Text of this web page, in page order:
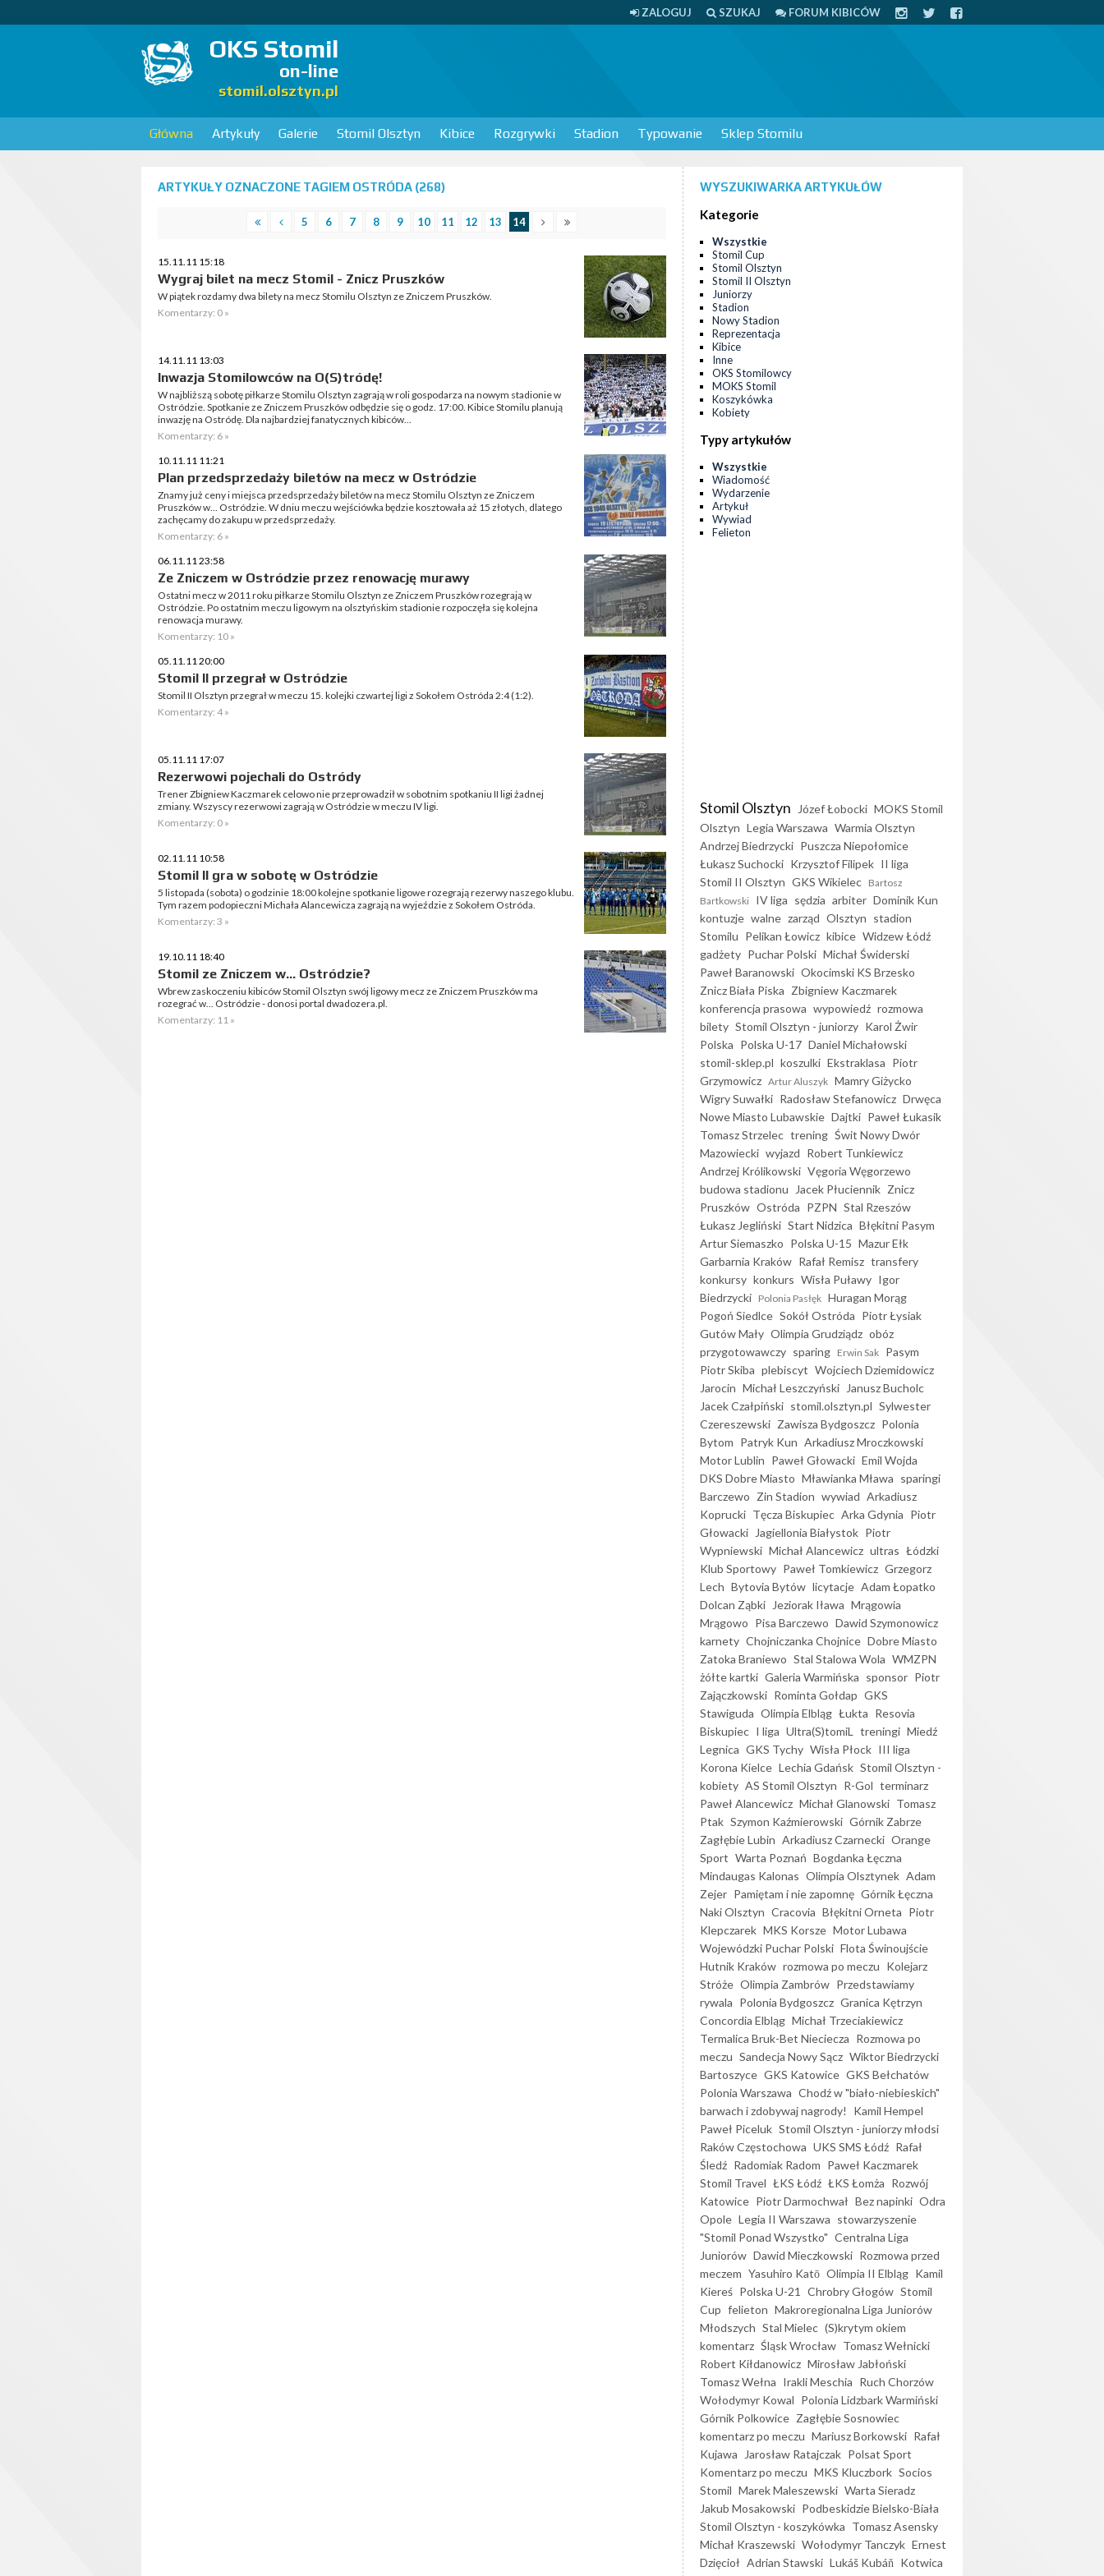
ZALOGUJ SZUKAJ FORUM KIBICÓW
OKS Stomil
on-line
stomil.olsztyn.pl
Główna Artykuły Galerie Stomil Olsztyn Kibice Rozgrywki Stadion Typowanie Sklep Stomilu
ARTYKUŁY OZNACZONE TAGIEM OSTRÓDA (268)
5 6 7 8 9 10 11 12 13 14
15.11.11 15:18
Wygraj bilet na mecz Stomil - Znicz Pruszków
W piątek rozdamy dwa bilety na mecz Stomilu Olsztyn ze Zniczem Pruszków.
Komentarzy: 0 »
14.11.11 13:03
Inwazja Stomilowców na O(S)tródę!
W najbliższą sobotę piłkarze Stomilu Olsztyn zagrają w roli gospodarza na nowym stadionie w
Ostródzie. Spotkanie ze Zniczem Pruszków odbędzie się o godz. 17:00. Kibice Stomilu planują
inwazję na Ostródę. Dla najbardziej fanatycznych kibiców...
Komentarzy: 6 »
10.11.11 11:21
Plan przedsprzedaży biletów na mecz w Ostródzie
Znamy już ceny i miejsca przedsprzedaży biletów na mecz Stomilu Olsztyn ze Zniczem
Pruszków w... Ostródzie. W dniu meczu wejściówka będzie kosztowała aż 15 złotych, dlatego
zachęcamy do zakupu w przedsprzedaży.
Komentarzy: 6 »
06.11.11 23:58
Ze Zniczem w Ostródzie przez renowację murawy
Ostatni mecz w 2011 roku piłkarze Stomilu Olsztyn ze Zniczem Pruszków rozegrają w
Ostródzie. Po ostatnim meczu ligowym na olsztyńskim stadionie rozpoczęła się kolejna
renowacja murawy.
Komentarzy: 10 »
05.11.11 20:00
Stomil II przegrał w Ostródzie
Stomil II Olsztyn przegrał w meczu 15. kolejki czwartej ligi z Sokołem Ostróda 2:4 (1:2).
Komentarzy: 4 »
05.11.11 17:07
Rezerwowi pojechali do Ostródy
Trener Zbigniew Kaczmarek celowo nie przeprowadził w sobotnim spotkaniu II ligi żadnej
zmiany. Wszyscy rezerwowi zagrają w Ostródzie w meczu IV ligi.
Komentarzy: 0 »
02.11.11 10:58
Stomil II gra w sobotę w Ostródzie
5 listopada (sobota) o godzinie 18:00 kolejne spotkanie ligowe rozegrają rezerwy naszego klubu.
Tym razem podopieczni Michała Alancewicza zagrają na wyjeździe z Sokołem Ostróda.
Komentarzy: 3 »
19.10.11 18:40
Stomil ze Zniczem w... Ostródzie?
Wbrew zaskoczeniu kibiców Stomil Olsztyn swój ligowy mecz ze Zniczem Pruszków ma
rozegrać w... Ostródzie - donosi portal dwadozera.pl.
Komentarzy: 11 »
WYSZUKIWARKA ARTYKUŁÓW
Kategorie
Wszystkie
Stomil Cup
Stomil Olsztyn
Stomil II Olsztyn
Juniorzy
Stadion
Nowy Stadion
Reprezentacja
Kibice
Inne
OKS Stomilowcy
MOKS Stomil
Koszykówka
Kobiety
Typy artykułów
Wszystkie
Wiadomość
Wydarzenie
Artykuł
Wywiad
Felieton
Stomil Olsztyn Józef Łobocki MOKS Stomil
Olsztyn Legia Warszawa Warmia Olsztyn
Andrzej Biedrzycki Puszcza Niepołomice
Łukasz Suchocki Krzysztof Filipek II liga
Stomil II Olsztyn GKS Wikielec Bartosz
Bartkowski IV liga sędzia arbiter Dominik Kun
kontuzje walne zarząd Olsztyn stadion
Stomilu Pelikan Łowicz kibice Widzew Łódź
gadżety Puchar Polski Michał Świderski
Paweł Baranowski Okocimski KS Brzesko
Znicz Biała Piska Zbigniew Kaczmarek
konferencja prasowa wypowiedź rozmowa
bilety Stomil Olsztyn - juniorzy Karol Żwir
Polska Polska U-17 Daniel Michałowski
stomil-sklep.pl koszulki Ekstraklasa Piotr
Grzymowicz Artur Aluszyk Mamry Giżycko
Wigry Suwałki Radosław Stefanowicz Drwęca
Nowe Miasto Lubawskie Dajtki Paweł Łukasik
Tomasz Strzelec trening Świt Nowy Dwór
Mazowiecki wyjazd Robert Tunkiewicz
Andrzej Królikowski Vęgoria Węgorzewo
budowa stadionu
Jacek Płuciennik Znicz
Pruszków Ostróda PZPN Stal Rzeszów
Łukasz Jegliński Start Nidzica Błękitni Pasym
Artur Siemaszko Polska U-15 Mazur Ełk
Garbarnia Kraków Rafał Remisz transfery
konkursy konkurs Wisła Puławy Igor
Biedrzycki Polonia Pasłęk Huragan Morąg
Pogoń Siedlce Sokół Ostróda Piotr Łysiak
Gutów Mały Olimpia Grudziądz obóz
przygotowawczy sparing Erwin Sak Pasym
Piotr Skiba plebiscyt Wojciech Dziemidowicz
Jarocin Michał Leszczyński
Janusz Bucholc
Jacek Czałpiński stomil.olsztyn.pl Sylwester
Czereszewski Zawisza Bydgoszcz Polonia
Bytom Patryk Kun Arkadiusz Mroczkowski
Motor Lublin Paweł Głowacki Emil Wojda
DKS Dobre Miasto Mławianka Mława sparingi
Barczewo Zin Stadion wywiad Arkadiusz
Koprucki Tęcza Biskupiec Arka Gdynia Piotr
Głowacki
Jagiellonia Białystok Piotr
Wypniewski Michał Alancewicz ultras Łódzki
Klub Sportowy Paweł Tomkiewicz Grzegorz
Lech Bytovia Bytów licytacje Adam Łopatko
Dolcan Ząbki
Jeziorak Iława Mrągowia
Mrągowo Pisa Barczewo Dawid Szymonowicz
karnety Chojniczanka Chojnice Dobre Miasto
Zatoka Braniewo Stal Stalowa Wola WMZPN
żółte kartki Galeria Warmińska sponsor Piotr
Zajączkowski Rominta Gołdap GKS
Stawiguda Olimpia Elbląg Łukta Resovia
Biskupiec I liga Ultra(S)tomiL treningi Miedź
Legnica GKS Tychy Wisła Płock III liga
Korona Kielce Lechia Gdańsk Stomil Olsztyn -
kobiety AS Stomil Olsztyn R-Gol terminarz
Paweł Alancewicz Michał Glanowski Tomasz
Ptak Szymon Kaźmierowski Górnik Zabrze
Zagłębie Lubin Arkadiusz Czarnecki Orange
Sport Warta Poznań Bogdanka Łęczna
Mindaugas Kalonas Olimpia Olsztynek Adam
Zejer Pamiętam i nie zapomnę Górnik Łęczna
Naki Olsztyn Cracovia Błękitni Orneta Piotr
Klepczarek MKS Korsze Motor Lubawa
Wojewódzki Puchar Polski Flota Świnoujście
Hutnik Kraków rozmowa po meczu Kolejarz
Stróże Olimpia Zambrów Przedstawiamy
rywala Polonia Bydgoszcz Granica Kętrzyn
Concordia Elbląg Michał Trzeciakiewicz
Termalica Bruk-Bet Nieciecza Rozmowa po
meczu Sandecja Nowy Sącz Wiktor Biedrzycki
Bartoszyce GKS Katowice GKS Bełchatów
Polonia Warszawa Chodź w "biało-niebieskich"
barwach i zdobywaj nagrody!
Kamil Hempel
Paweł Piceluk Stomil Olsztyn - juniorzy młodsi
Raków Częstochowa UKS SMS Łódź Rafał
Śledź Radomiak Radom Paweł Kaczmarek
Stomil Travel ŁKS Łódź ŁKS Łomża Rozwój
Katowice Piotr Darmochwał Bez napinki Odra
Opole Legia II Warszawa stowarzyszenie
"Stomil Ponad Wszystko" Centralna Liga
Juniorów Dawid Mieczkowski Rozmowa przed
meczem Yasuhiro Katō Olimpia II Elbląg Kamil
Kiereś Polska U-21 Chrobry Głogów Stomil
Cup felieton Makroregionalna Liga Juniorów
Młodszych Stal Mielec (S)krytym okiem
komentarz Śląsk Wrocław Tomasz Wełnicki
Robert Kiłdanowicz Mirosław Jabłoński
Tomasz Wełna Irakli Meschia Ruch Chorzów
Wołodymyr Kowal Polonia Lidzbark Warmiński
Górnik Polkowice Zagłębie Sosnowiec
komentarz po meczu Mariusz Borkowski Rafał
Kujawa
Jarosław Ratajczak Polsat Sport
Komentarz po meczu MKS Kluczbork Socios
Stomil Marek Maleszewski Warta Sieradz
Jakub Mosakowski Podbeskidzie Bielsko-Biała
Stomil Olsztyn - koszykówka Tomasz Asensky
Michał Kraszewski Wołodymyr Tanczyk Ernest
Dzięcioł Adrian Stawski Lukáš Kubáň Kotwica